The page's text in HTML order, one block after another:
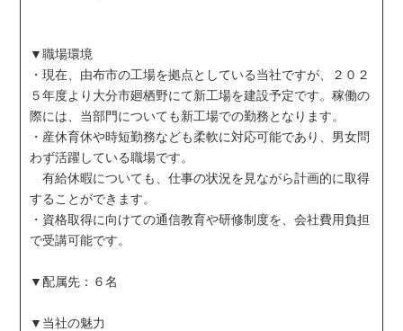
▼職場環境
・現在、由布市の工場を拠点としている当社ですが、２０２
５年度より大分市廻栖野にて新工場を建設予定です。稼働の
際には、当部門についても新工場での勤務となります。
・産休育休や時短勤務なども柔軟に対応可能であり、男女問
わず活躍している職場です。
有給休暇についても、仕事の状況を見ながら計画的に取得
することができます。
・資格取得に向けての通信教育や研修制度を、会社費用負担
で受講可能です。
▼配属先：６名
▼当社の魅力